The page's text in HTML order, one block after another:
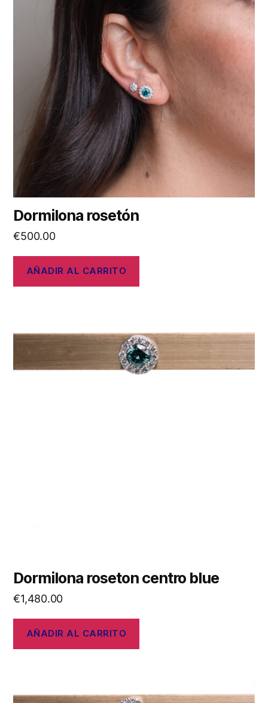
Dormilona rosetón
€500.00
AÑADIR AL CARRITO
Dormilona roseton centro blue
€1,480.00
AÑADIR AL CARRITO